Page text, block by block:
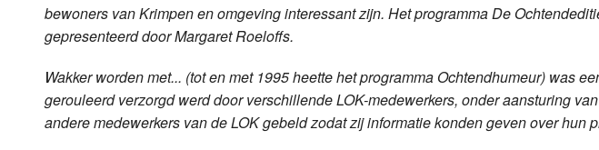
bewoners van Krimpen en omgeving interessant zijn. Het programma De
gepresenteerd door Margaret Roeloffs.
Wakker worden met... (tot en met 1995 heette het programma Ochtendhumeur) was
gerouleerd verzorgd werd door verschillende LOK-medewerkers, onder aansturing
andere medewerkers van de LOK gebeld zodat zij informatie konden geven over hun